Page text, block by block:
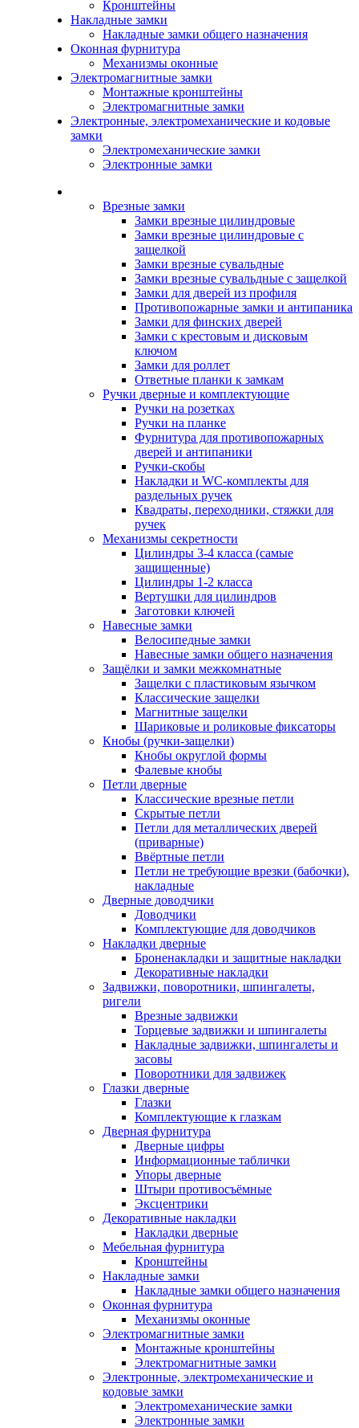
Кронштейны
Накладные замки
Накладные замки общего назначения
Оконная фурнитура
Механизмы оконные
Электромагнитные замки
Монтажные кронштейны
Электромагнитные замки
Электронные, электромеханические и кодовые
замки
Электромеханические замки
Электронные замки
Врезные замки
Замки врезные цилиндровые
Замки врезные цилиндровые с
защелкой
Замки врезные сувальдные
Замки врезные сувальдные с защелкой
Замки для дверей из профиля
Противопожарные замки и антипаника
Замки для финских дверей
Замки с крестовым и дисковым
ключом
Замки для роллет
Ответные планки к замкам
Ручки дверные и комплектующие
Ручки на розетках
Ручки на планке
Фурнитура для противопожарных
дверей и антипаники
Ручки-скобы
Накладки и WC-комплекты для
раздельных ручек
Квадраты, переходники, стяжки для
ручек
Механизмы секретности
Цилиндры 3-4 класса (самые
защищенные)
Цилиндры 1-2 класса
Вертушки для цилиндров
Заготовки ключей
Навесные замки
Велосипедные замки
Навесные замки общего назначения
Защёлки и замки межкомнатные
Защелки с пластиковым язычком
Классические защелки
Магнитные защелки
Шариковые и роликовые фиксаторы
Кнобы (ручки-защелки)
Кнобы округлой формы
Фалевые кнобы
Петли дверные
Классические врезные петли
Скрытые петли
Петли для металлических дверей
(приварные)
Ввёртные петли
Петли не требующие врезки (бабочки),
накладные
Дверные доводчики
Доводчики
Комплектующие для доводчиков
Накладки дверные
Броненакладки и защитные накладки
Декоративные накладки
Задвижки, поворотники, шпингалеты,
ригели
Врезные задвижки
Торцевые задвижки и шпингалеты
Накладные задвижки, шпингалеты и
засовы
Поворотники для задвижек
Глазки дверные
Глазки
Комплектующие к глазкам
Дверная фурнитура
Дверные цифры
Информационные таблички
Упоры дверные
Штыри противосъёмные
Эксцентрики
Декоративные накладки
Накладки дверные
Мебельная фурнитура
Кронштейны
Накладные замки
Накладные замки общего назначения
Оконная фурнитура
Механизмы оконные
Электромагнитные замки
Монтажные кронштейны
Электромагнитные замки
Электронные, электромеханические и
кодовые замки
Электромеханические замки
Электронные замки